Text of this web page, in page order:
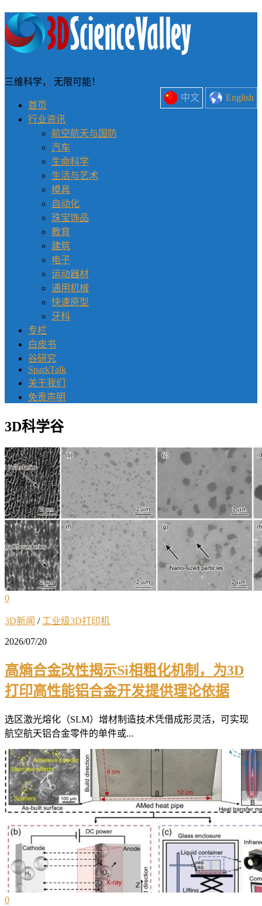
中文 English
三维科学， 无限可能！
首页
行业资讯
航空航天与国防
汽车
生命科学
生活与艺术
模具
自动化
珠宝饰品
教育
建筑
电子
运动器材
通用机械
快速原型
牙科
专栏
白皮书
谷研究
SparkTalk
关于我们
免责声明
3D科学谷
0
3D新闻 / 工业级3D打印机
2026/07/20
高熵合金改性揭示Si相粗化机制，为3D
打印高性能铝合金开发提供理论依据
选区激光熔化（SLM）增材制造技术凭借成形灵活，可实现
航空航天铝合金零件的单件或...
0